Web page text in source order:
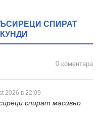
СПИРАТ
0 коментара
2026 в 22:09
спират масивно